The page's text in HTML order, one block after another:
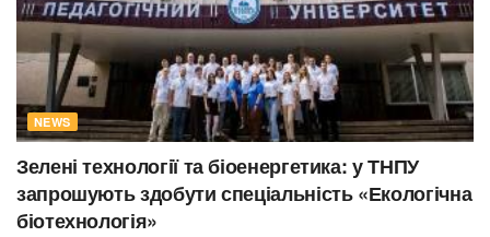
NEWS
Зелені технології та біоенергетика: у ТНПУ
запрошують здобути спеціальність «Екологічна
біотехнологія»